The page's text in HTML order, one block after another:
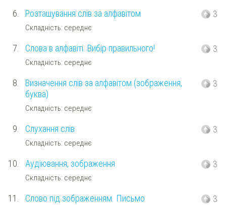
6. Розташування слів за алфавітом
Складність: середнє
3
7. Слова в алфавіті. Вибір правильного!
Складність: середнє
3
8.
Визначення слів за алфавітом (зображення,
буква)
Складність: середнє
3
9. Слухання слів
Складність: середнє
3
10. Аудіювання, зображення
Складність: середнє
3
11. Слово під зображенням. Письмо 3